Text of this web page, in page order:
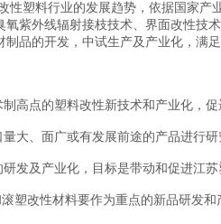
性塑料行业的发展趋势，依据国家产
紫外线辐射接枝技术、界面改性技
品的开发，中试生产及产业化，满
制高点的塑料改性新技术和产业化，
量大、面广或有发展前途的产品进行
发及产业化，目标是带动和促进江
塑改性材料要作为重点的新品研发和